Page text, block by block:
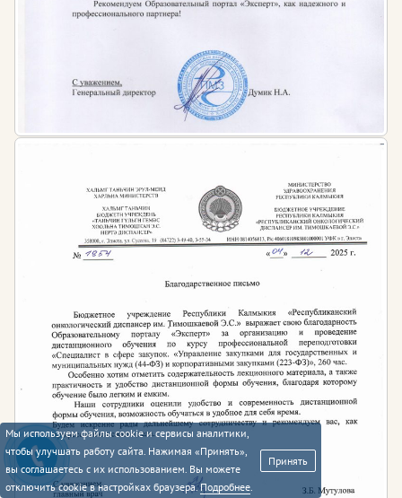
Мы используем файлы cookie и сервисы аналитики,
чтобы улучшать работу сайта. Нажимая «Принять»,
вы соглашаетесь с их использованием. Вы можете
отключить cookie в настройках браузера.Подробнее.
Принять